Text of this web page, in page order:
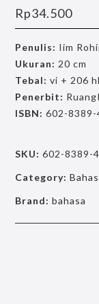
Rp34.500
Penulis: Iim
Ukuran: 20 cm
Tebal: vi + 206
Penerbit:
ISBN: 602-8389-
SKU:602-8389-
Category:
Brand:bahasa